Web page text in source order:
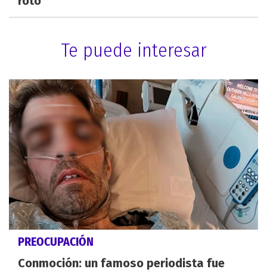
Te puede interesar
PREOCUPACIÓN
Conmoción: un famoso periodista fue